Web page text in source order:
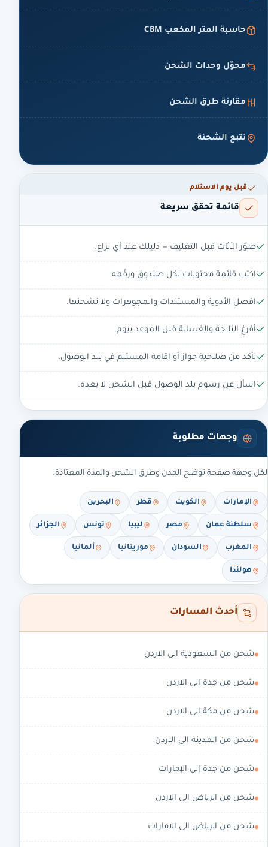
حاسبة المتر المكعب CBM
محوّل وحدات الشحن
مقارنة طرق الشحن
تتبع الشحنة
قبل يوم الاستلام
قائمة تحقق سريعة
صوّر الأثاث قبل التغليف — دليلك عند أي نزاع.
اكتب قائمة محتويات لكل صندوق ورقّمه.
افصل الأدوية والمستندات والمجوهرات ولا تشحنها.
أفرغ الثلاجة والغسالة قبل الموعد بيوم.
تأكد من صلاحية جواز أو إقامة المستلم في بلد الوصول.
اسأل عن رسوم بلد الوصول قبل الشحن لا بعده.
وجهات مطلوبة
لكل وجهة صفحة توضح المدن وطرق الشحن والمدة المعتادة.
الإمارات الكويت قطر البحرين
سلطنة عمان مصر ليبيا تونس الجزائر
المغرب السودان موريتانيا ألمانيا
هولندا
أحدث المسارات
شحن من السعودية الى الاردن
شحن من جدة الى الاردن
شحن من مكة الى الاردن
شحن من المدينة الى الاردن
شحن من جدة إلى الإمارات
شحن من الرياض الى الاردن
شحن من الرياض الى الامارات